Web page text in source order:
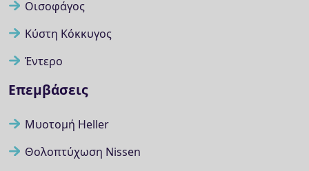
Οισοφάγος
Κύστη Κόκκυγος
Έντερο
Επεμβάσεις
Μυοτομή Heller
Θολοπτύχωση Nissen